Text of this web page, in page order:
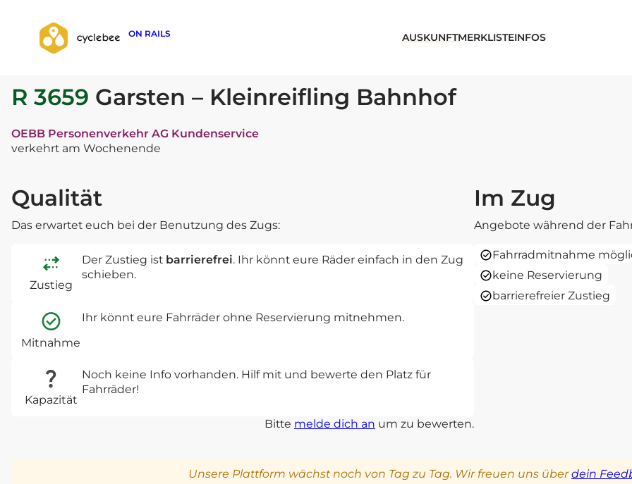
ON RAILS AUSKUNFTMERKLISTEINFOS
zurück zur Suche
R 3659 Garsten – Kleinreifling Bahnhof
OEBB Personenverkehr AG Kundenservice
verkehrt am Wochenende
Qualität
Das erwartet euch bei der Benutzung des Zugs:
Zustieg
Der Zustieg ist barrierefrei. Ihr könnt eure Räder einfach in den Zug
schieben.
Mitnahme
Ihr könnt eure Fahrräder ohne Reservierung mitnehmen.
Kapazität
Noch keine Info vorhanden. Hilf mit und bewerte den Platz für
Fahrräder!
Bitte melde dich an um zu bewerten.
Im Zug
Angebote während der
Fahrradmitnahme
keine Reservierung
barrierefreier Zustieg
Unsere Plattform wächst noch von Tag zu Tag. Wir freuen uns überdein